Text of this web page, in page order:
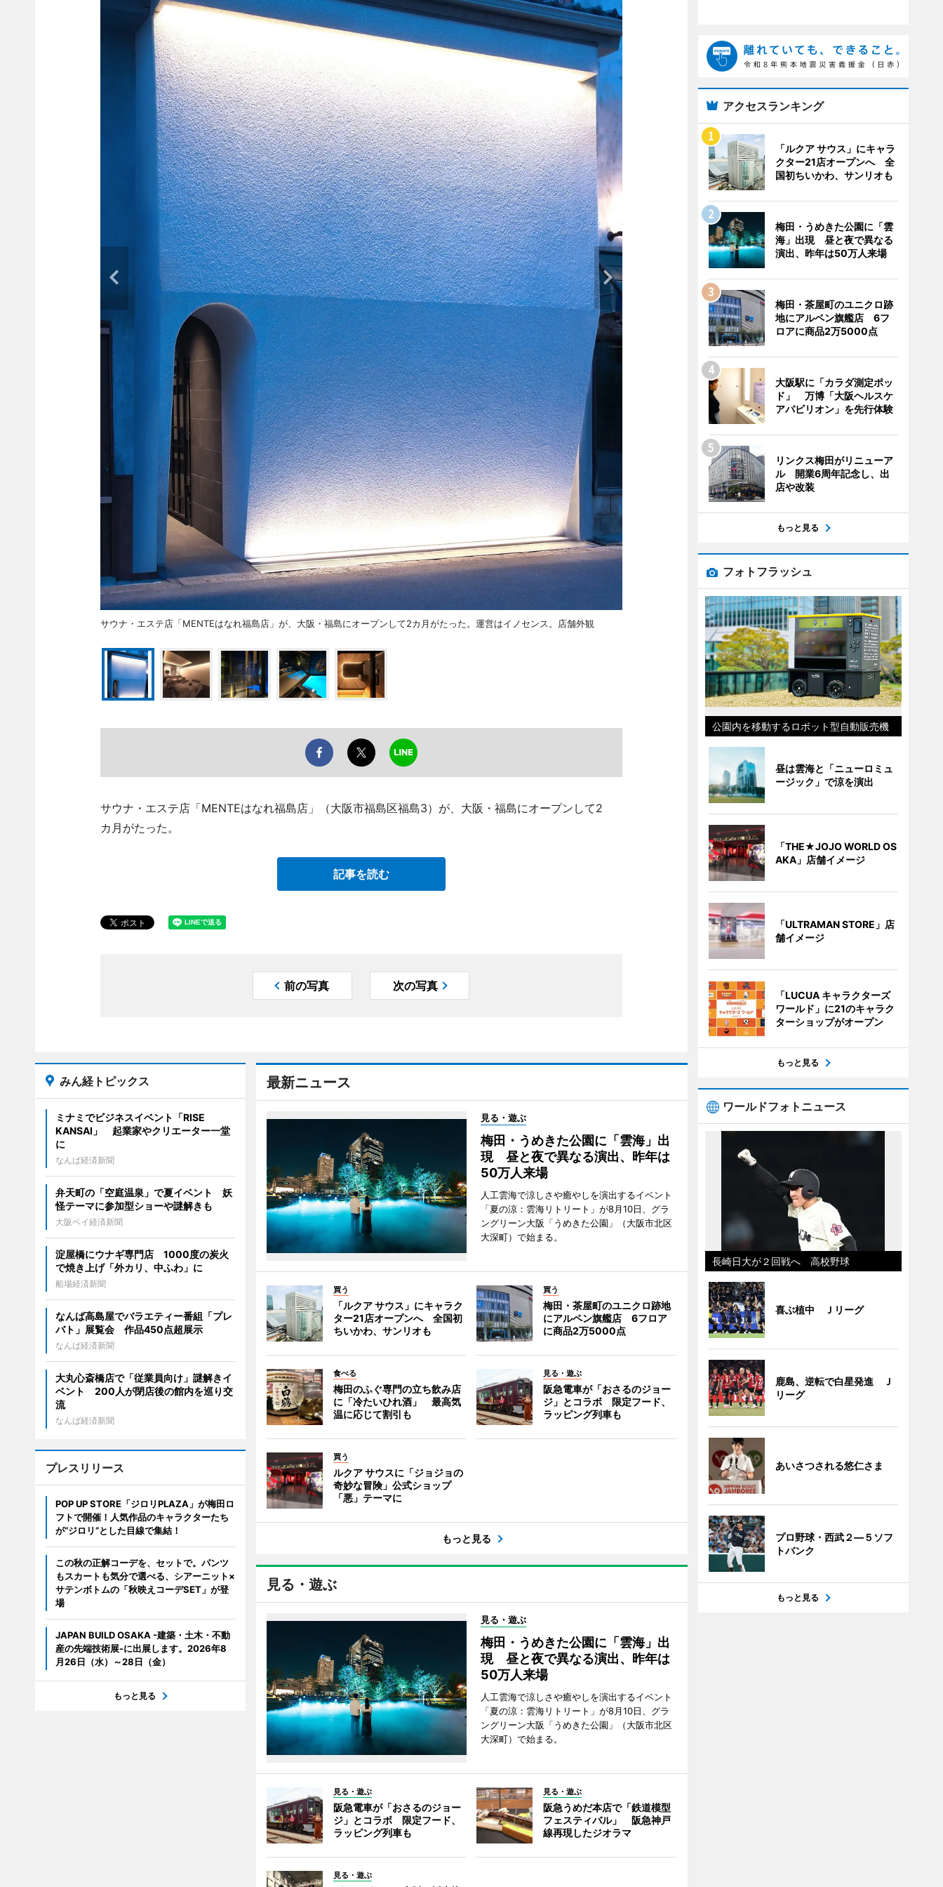
サウナ・エステ店「MENTEはなれ福島店」が、大阪・福島にオープンして2カ月がたった。運営はイノセンス。店舗外観
サウナ・エステ店「MENTEはなれ福島店」（大阪市福島区福島3）が、大阪・福島にオープンして2
カ月がたった。
記事を読む
前の写真 次の写真
最新ニュース
見る・遊ぶ
梅田・うめきた公園に「雲海」出
現 昼と夜で異なる演出、昨年は
50万人来場
人工雲海で涼しさや癒やしを演出するイベント
「夏の涼：雲海リトリート」が8月10日、グラ
ングリーン大阪「うめきた公園」（大阪市北区
大深町）で始まる。
買う
「ルクア サウス」にキャラク
ター21店オープンへ 全国初
ちいかわ、サンリオも
買う
梅田・茶屋町のユニクロ跡地
にアルペン旗艦店 6フロア
に商品2万5000点
食べる
梅田のふぐ専門の立ち飲み店
に「冷たいひれ酒」 最高気
温に応じて割引も
見る・遊ぶ
阪急電車が「おさるのジョー
ジ」とコラボ 限定フード、
ラッピング列車も
買う
ルクア サウスに「ジョジョの
奇妙な冒険」公式ショップ
「悪」テーマに
もっと見る
見る・遊ぶ
見る・遊ぶ
梅田・うめきた公園に「雲海」出
現 昼と夜で異なる演出、昨年は
50万人来場
人工雲海で涼しさや癒やしを演出するイベント
「夏の涼：雲海リトリート」が8月10日、グラ
ングリーン大阪「うめきた公園」（大阪市北区
大深町）で始まる。
見る・遊ぶ
阪急電車が「おさるのジョー
ジ」とコラボ 限定フード、
ラッピング列車も
見る・遊ぶ
阪急うめだ本店で「鉄道模型
フェスティバル」 阪急神戸
線再現したジオラマ
見る・遊ぶ
みん経トピックス
ミナミでビジネスイベント「RISE
KANSAI」 起業家やクリエーター一堂
に
なんば経済新聞
弁天町の「空庭温泉」で夏イベント 妖
怪テーマに参加型ショーや謎解きも
大阪ベイ経済新聞
淀屋橋にウナギ専門店 1000度の炭火
で焼き上げ「外カリ、中ふわ」に
船場経済新聞
なんば高島屋でバラエティー番組「プレ
バト」展覧会 作品450点超展示
なんば経済新聞
大丸心斎橋店で「従業員向け」謎解きイ
ベント 200人が閉店後の館内を巡り交
流
なんば経済新聞
プレスリリース
POP UP STORE「ジロリPLAZA」が梅田ロ
フトで開催！人気作品のキャラクターたち
が“ジロリ”とした目線で集結！
この秋の正解コーデを、セットで。パンツ
もスカートも気分で選べる、シアーニット×
サテンボトムの「秋映えコーデSET」が登
場
JAPAN BUILD OSAKA -建築・土木・不動
産の先端技術展-に出展します。2026年8
月26日（水）～28日（金）
もっと見る
アクセスランキング
「ルクア サウス」にキャラ
クター21店オープンへ 全
国初ちいかわ、サンリオも
梅田・うめきた公園に「雲
海」出現 昼と夜で異なる
演出、昨年は50万人来場
梅田・茶屋町のユニクロ跡
地にアルペン旗艦店 6フ
ロアに商品2万5000点
大阪駅に「カラダ測定ポッ
ド」 万博「大阪ヘルスケ
アパビリオン」を先行体験
リンクス梅田がリニューア
ル 開業6周年記念し、出
店や改装
もっと見る
フォトフラッシュ
公園内を移動するロボット型自動販売機
昼は雲海と「ニューロミュ
ージック」で涼を演出
「THE★JOJO WORLD OS
AKA」店舗イメージ
「ULTRAMAN STORE」店
舗イメージ
「LUCUA キャラクターズ
ワールド」に21のキャラク
ターショップがオープン
もっと見る
ワールドフォトニュース
長崎日大が２回戦へ 高校野球
喜ぶ植中 Ｊリーグ
鹿島、逆転で白星発進 Ｊ
リーグ
あいさつされる悠仁さま
プロ野球・西武２―５ソフ
トバンク
もっと見る